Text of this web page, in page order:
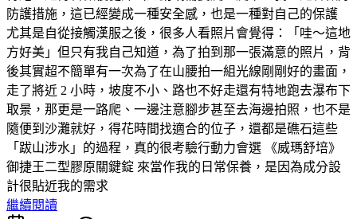
防護措施，這已經變成一種安全感，也是一種對自己的保護
尤其是自從接觸漢服之後，很多人看照片會覺得：「哇～這地
方好美」但只有我自己知道，為了拍到那一張滿意的照片，背
後其實超不簡單有一次為了在山腰拍一組光線剛剛好的畫面，
走了將近 2 小時，坡度不小、路也不好走還有特地跑去瀑布下
取景，那更是一路爬、一邊注意腳步甚至去海邊拍照，也不是
隨便到沙灘就好，得花時間找適合的位子，還都是礁石這些
「跋山涉水」的過程，真的很考驗行動力會選 《威瑪舒培》
御捷王二型膠原關鍵錠 來當作我的日常保養，是因為成分設
計很貼近我的需求
繼續閱讀